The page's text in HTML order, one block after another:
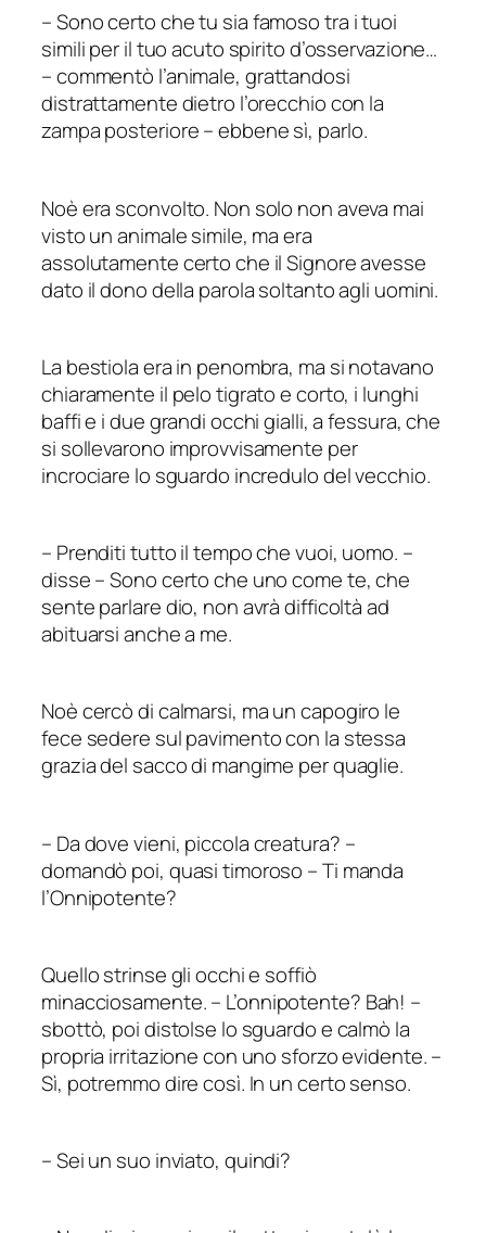
–Sono certo che tu sia famoso tra i tuoi
simili per il tuo acuto spirito d’osservazione…
–commentò l’animale, grattandosi
distrattamente dietro l’orecchio con la
zampa posteriore – ebbene sì, parlo.
Noè era sconvolto. Non solo non aveva mai
visto un animale simile, ma era
assolutamente certo che il Signore avesse
dato il dono della parola soltanto agli uomini.
La bestiola era in penombra, ma si notavano
chiaramente il pelo tigrato e corto, i lunghi
baffi e i due grandi occhi gialli, a fessura, che
si sollevarono improvvisamente per
incrociare lo sguardo incredulo del vecchio.
– Prenditi tutto il tempo che vuoi, uomo. –
disse – Sono certo che uno come te, che
sente parlare dio, non avrà difficoltà ad
abituarsi anche a me.
Noè cercò di calmarsi, ma un capogiro le
fece sedere sul pavimento con la stessa
grazia del sacco di mangime per quaglie.
– Da dove vieni, piccola creatura? –
domandò poi, quasi timoroso – Ti manda
l’Onnipotente?
Quello strinse gli occhi e soffiò
minacciosamente.– L’onnipotente? Bah! –
sbottò, poi distolse lo sguardo e calmò la
propria irritazione con uno sforzo evidente. –
Sì, potremmo dire così. In un certo senso.
–Sei un suo inviato, quindi?